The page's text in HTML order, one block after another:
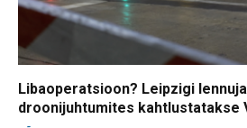
Libaoperatsioon? Leipzigi
droonijuhtumites kahtlustatakse